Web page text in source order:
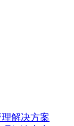
解决方案